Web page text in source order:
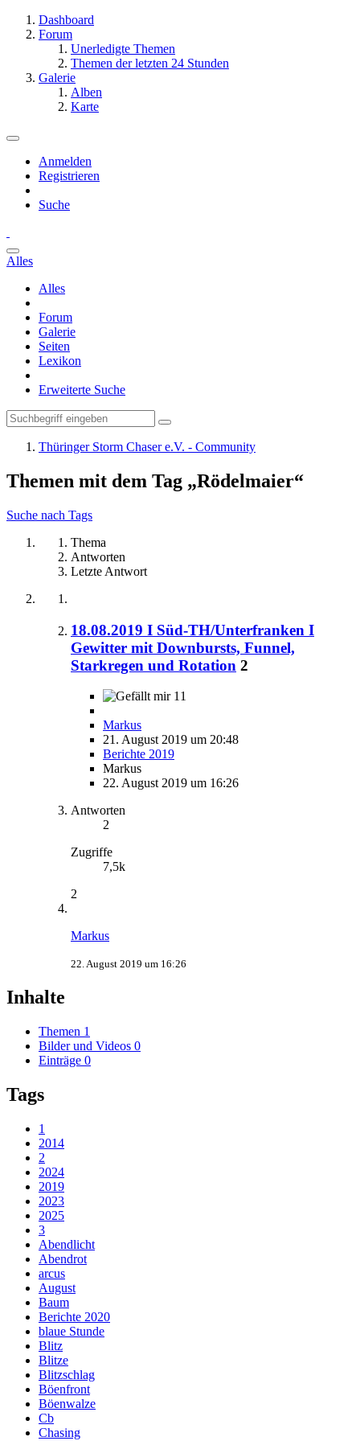
Dashboard
Forum
Unerledigte Themen
Themen der letzten 24 Stunden
Galerie
Alben
Karte
Anmelden
Registrieren
Suche
Alles
Alles
Forum
Galerie
Seiten
Lexikon
Erweiterte Suche
Thüringer Storm Chaser e.V. - Community
Themen mit dem Tag „Rödelmaier“
Suche nach Tags
Thema
Antworten
Letzte Antwort
18.08.2019 I Süd-TH/Unterfranken I
Gewitter mit Downbursts, Funnel,
Starkregen und Rotation 2
11
Markus
21. August 2019 um 20:48
Berichte 2019
Markus
22. August 2019 um 16:26
Antworten
2
Zugriffe
7,5k
2
Markus
22. August 2019 um 16:26
Inhalte
Themen 1
Bilder und Videos 0
Einträge 0
Tags
1
2014
2
2024
2019
2023
2025
3
Abendlicht
Abendrot
arcus
August
Baum
Berichte 2020
blaue Stunde
Blitz
Blitze
Blitzschlag
Böenfront
Böenwalze
Cb
Chasing